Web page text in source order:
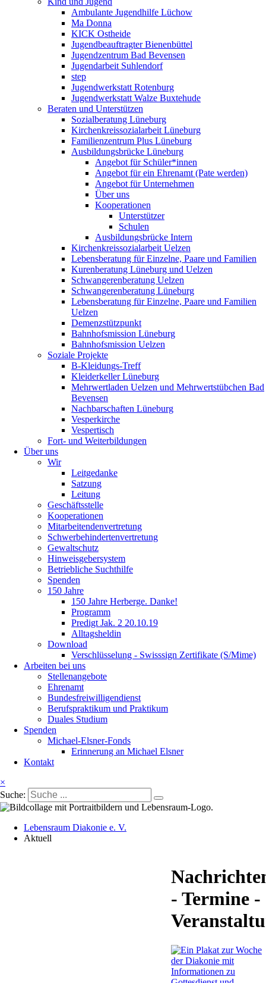
Ambulante Jugendhilfe Lüchow
Ma Donna
KICK Ostheide
Jugendbeauftragter Bienenbüttel
Jugendzentrum Bad Bevensen
Jugendarbeit Suhlendorf
step
Jugendwerkstatt Rotenburg
Jugendwerkstatt Walze Buxtehude
Beraten und Unterstützen
Sozialberatung Lüneburg
Kirchenkreissozialarbeit Lüneburg
Familienzentrum Plus Lüneburg
Ausbildungsbrücke Lüneburg
Angebot für Schüler*innen
Angebot für ein Ehrenamt (Pate werden)
Angebot für Unternehmen
Über uns
Kooperationen
Unterstützer
Schulen
Ausbildungsbrücke Intern
Kirchenkreissozialarbeit Uelzen
Lebensberatung für Einzelne, Paare und Familien
Kurenberatung Lüneburg und Uelzen
Schwangerenberatung Uelzen
Schwangerenberatung Lüneburg
Lebensberatung für Einzelne, Paare und Familien
Uelzen
Demenzstützpunkt
Bahnhofsmission Lüneburg
Bahnhofsmission Uelzen
Soziale Projekte
B-Kleidungs-Treff
Kleiderkeller Lüneburg
Mehrwertladen Uelzen und Mehrwertstübchen Bad
Bevensen
Nachbarschaften Lüneburg
Vesperkirche
Vespertisch
Fort- und Weiterbildungen
Über uns
Wir
Leitgedanke
Satzung
Leitung
Geschäftsstelle
Kooperationen
Mitarbeitendenvertretung
Schwerbehindertenvertretung
Gewaltschutz
Hinweisgebersystem
Betriebliche Suchthilfe
Spenden
150 Jahre
150 Jahre Herberge. Danke!
Programm
Predigt Jak. 2 20.10.19
Alltagsheldin
Download
Verschlüsselung - Swisssign Zertifikate (S/Mime)
Arbeiten bei uns
Stellenangebote
Ehrenamt
Bundesfreiwilligendienst
Berufspraktikum und Praktikum
Duales Studium
Spenden
Michael-Elsner-Fonds
Erinnerung an Michael Elsner
Kontakt
×
Suche:
Lebensraum Diakonie e. V.
Aktuell
- Termine -